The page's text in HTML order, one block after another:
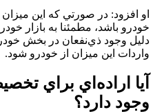
خودرو باشد، مطمئنا به بازار
دليل وجود ذي‌نفعان در بخش
واردات اين ميزان از خودرو شود.
آيا اراده‌اي براي
وجود دارد؟